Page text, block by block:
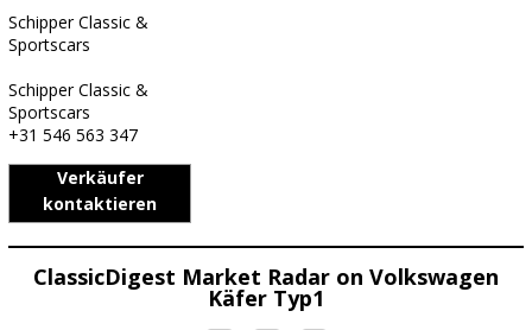
Schipper Classic &
Sportscars
Schipper Classic &
Sportscars
+31 546 563 347
Verkäufer
kontaktieren
ClassicDigest Market Radar on Volkswagen
Käfer Typ1